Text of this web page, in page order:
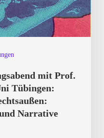
mit Prof.
Tübingen:
Narrative